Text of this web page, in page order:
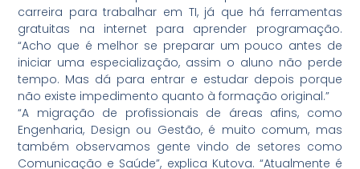
carreira para trabalhar em TI, já que há ferramentas
gratuitas na internet para aprender programação.
“Acho que é melhor se preparar um pouco antes de
iniciar uma especialização, assim o aluno não perde
tempo. Mas dá para entrar e estudar depois porque
não existe impedimento quanto à formação original.”
“A migração de profissionais de áreas afins, como
Engenharia, Design ou Gestão, é muito comum, mas
também observamos gente vindo de setores como
Comunicação e Saúde”, explica Kutova. “Atualmente é